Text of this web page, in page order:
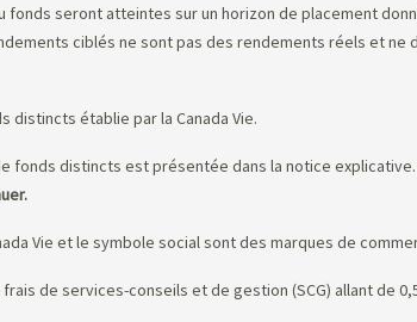
seront atteintes sur un horizon de placement
ciblés ne sont pas des rendements réels et
distincts établie par la Canada Vie.
fonds distincts est présentée dans la notice explicative.
Vie et le symbole social sont des marques de
de services-conseils et de gestion (SCG) allant de